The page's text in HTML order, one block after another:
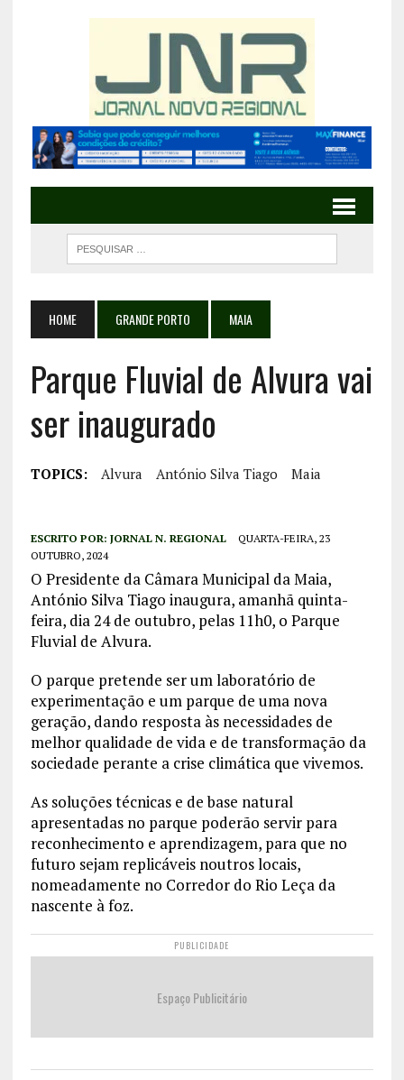
HOME GRANDE PORTO MAIA
Parque Fluvial de Alvura vai
ser inaugurado
TOPICS: Alvura António Silva Tiago Maia
ESCRITO POR: JORNAL N. REGIONAL
QUARTA-FEIRA, 23
OUTUBRO, 2024
O Presidente da Câmara Municipal da Maia,
António Silva Tiago inaugura, amanhã quinta-
feira, dia 24 de outubro, pelas 11h0, o Parque
Fluvial de Alvura.
O parque pretende ser um laboratório de
experimentação e um parque de uma nova
geração, dando resposta às necessidades de
melhor qualidade de vida e de transformação da
sociedade perante a crise climática que vivemos.
As soluções técnicas e de base natural
apresentadas no parque poderão servir para
reconhecimento e aprendizagem, para que no
futuro sejam replicáveis noutros locais,
nomeadamente no Corredor do Rio Leça da
nascente à foz.
PUBLICIDADE
Espaço Publicitário